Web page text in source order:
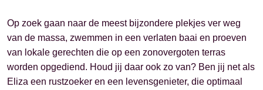
Op zoek gaan naar de meest bijzondere plekjes ver weg
van de massa, zwemmen in een verlaten baai en proeven
van lokale gerechten die op een zonovergoten terras
worden opgediend. Houd jij daar ook zo van? Ben jij net als
Eliza een rustzoeker en een levensgenieter, die optimaal